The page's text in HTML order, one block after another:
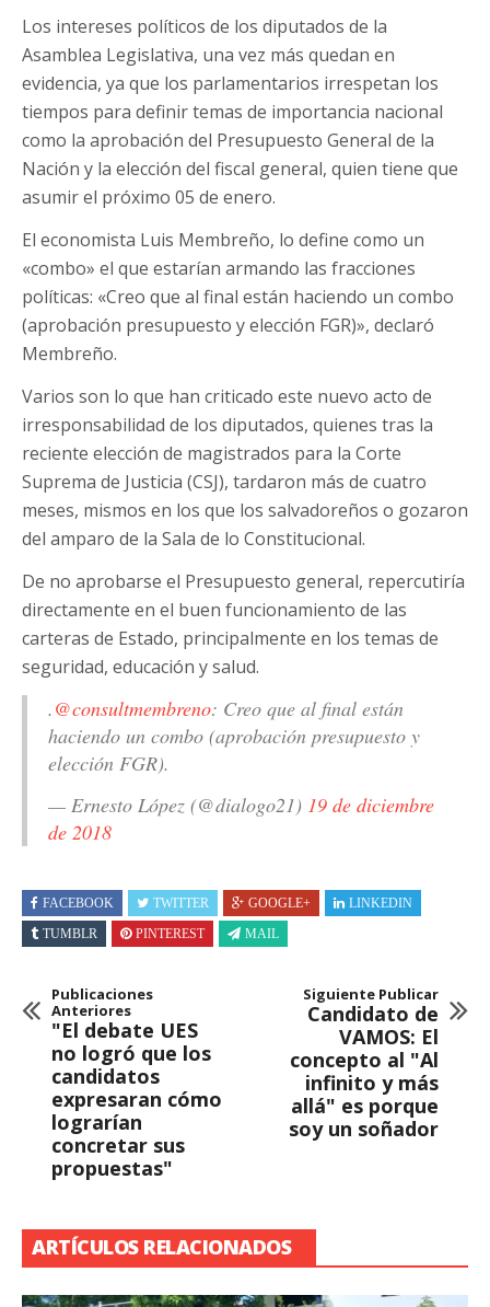
Los intereses políticos de los diputados de la
Asamblea Legislativa, una vez más quedan en
evidencia, ya que los parlamentarios irrespetan los
tiempos para definir temas de importancia nacional
como la aprobación del Presupuesto General de la
Nación y la elección del fiscal general, quien tiene que
asumir el próximo 05 de enero.
El economista Luis Membreño, lo define como un
«combo» el que estarían armando las fracciones
políticas: «Creo que al final están haciendo un combo
(aprobación presupuesto y elección FGR)», declaró
Membreño.
Varios son lo que han criticado este nuevo acto de
irresponsabilidad de los diputados, quienes tras la
reciente elección de magistrados para la Corte
Suprema de Justicia (CSJ), tardaron más de cuatro
meses, mismos en los que los salvadoreños o gozaron
del amparo de la Sala de lo Constitucional.
De no aprobarse el Presupuesto general, repercutiría
directamente en el buen funcionamiento de las
carteras de Estado, principalmente en los temas de
seguridad, educación y salud.
.@consultmembreno: Creo que al final están
haciendo un combo (aprobación presupuesto y
elección FGR).
— Ernesto López (@dialogo21) 19 de diciembre
de 2018
FACEBOOK TWITTER GOOGLE+
LINKEDIN
TUMBLR
PINTEREST MAIL
Publicaciones
Anteriores
"El debate UES
no logró que los
candidatos
expresaran cómo
lograrían
concretar sus
propuestas"
Siguiente Publicar
Candidato de
VAMOS: El
concepto al "Al
infinito y más
allá" es porque
soy un soñador
ARTÍCULOS RELACIONADOS